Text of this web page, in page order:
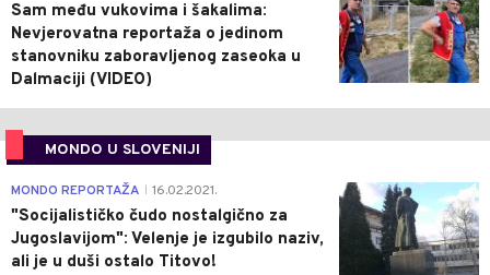
Sam među vukovima i šakalima:
Nevjerovatna reportaža o jedinom
stanovniku zaboravljenog zaseoka u
Dalmaciji (VIDEO)
MONDO U SLOVENIJI
4
MONDO REPORTAŽA 16.02.2021.
"Socijalističko čudo nostalgično za
Jugoslavijom": Velenje je izgubilo naziv,
ali je u duši ostalo Titovo!